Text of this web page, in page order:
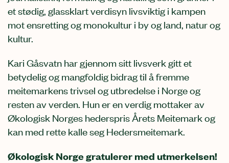
et stødig, glassklart verdisyn livsviktig i kampen
mot ensretting og monokultur i by og land, natur og
kultur.
Kari Gåsvatn har gjennom sitt livsverk gitt et
betydelig og mangfoldig bidrag til å fremme
meitemarkens trivsel og utbredelse i Norge og
resten av verden. Hun er en verdig mottaker av
Økologisk Norges hederspris Årets Meitemark og
kan med rette kalle seg Hedersmeitemark.
Økologisk Norge gratulerer med utmerkelsen!